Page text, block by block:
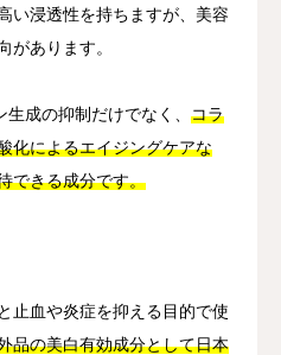
い浸透性を持ちますが、美容
があります。
成の抑制だけでなく、 コラ
化によるエイジングケアな
できる成分です。
止血や炎症を抑える目的で使
品の美白有効成分として日本